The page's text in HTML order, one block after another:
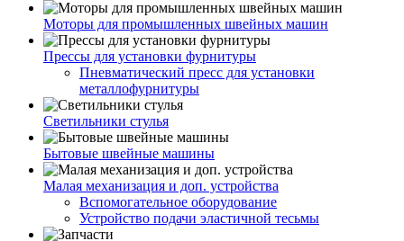
Моторы для промышленных швейных машин
Прессы для установки фурнитуры
Пневматический пресс для установки
металлофурнитуры
Светильники стулья
Бытовые швейные машины
Малая механизация и доп. устройства
Вспомогательное оборудование
Устройство подачи эластичной тесьмы